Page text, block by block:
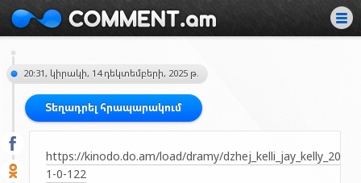
20:31, կիրակի, 14 դեկտեմբերի, 2025 թ.
Տեղադրել հրապարակում
https://kinodo.do.am/load/dramy/dzhej_kelli_jay_kelly_2025/
1-0-122